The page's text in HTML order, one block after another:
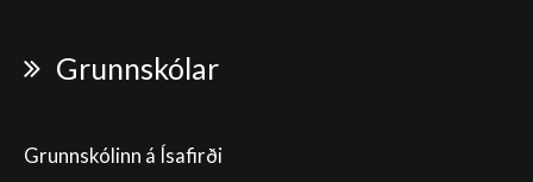
Grunnskólar
Grunnskólinn á Ísafirði